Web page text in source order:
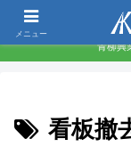
青柳興
看板撤
メニュー